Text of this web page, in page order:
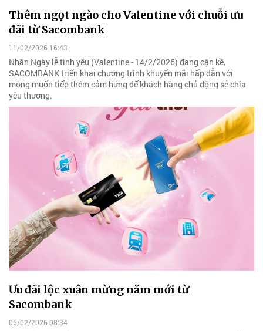
Thêm ngọt ngào cho Valentine với chuỗi ưu
đãi từ Sacombank
11/02/2026 16:43
Nhân Ngày lễ tình yêu (Valentine - 14/2/2026) đang cận kề,
SACOMBANK triển khai chương trình khuyến mãi hấp dẫn với
mong muốn tiếp thêm cảm hứng để khách hàng chủ động sẻ chia
yêu thương.
Ưu đãi lộc xuân mừng năm mới từ
Sacombank
06/02/2026 08:34